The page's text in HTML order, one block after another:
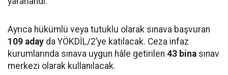
Ayrıca hükümlü veya tutuklu olarak sınava başvuran
109 aday da YÖKDİL/2’ye katılacak. Ceza infaz
kurumlarında sınava uygun hâle getirilen 43 bina sınav
merkezi olarak kullanılacak.